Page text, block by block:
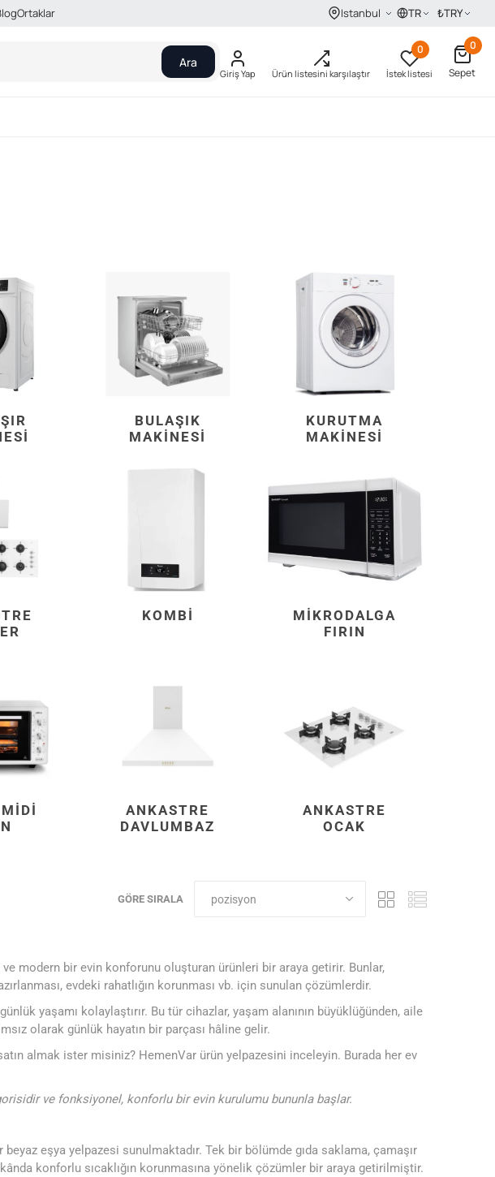
Ortaklar Istanbul TR ₺TRY
Ara
Giriş Yap Ürün listesini karşılaştır İstek listesi
0
0
Sepet
BULAŞIK
MAKINESI
KURUTMA
MAKINESI
KOMBI
MIKRODALGA
FIRIN
ANKASTRE
DAVLUMBAZ
ANKASTRE
OCAK
GÖRE SIRALA
modern bir evin konforunu oluşturan ürünleri bir araya getirir. Bunlar,
evdeki rahatlığın korunması vb. için sunulan çözümlerdir.
yaşamı kolaylaştırır. Bu tür cihazlar, yaşam alanının büyüklüğünden, aile
olarak günlük hayatın bir parçası hâline gelir.
almak ister misiniz? HemenVar ürün yelpazesini inceleyin. Burada her ev
ve fonksiyonel, konforlu bir evin kurulumu bununla başlar.
eşya yelpazesi sunulmaktadır. Tek bir bölümde gıda saklama, çamaşır
konforlu sıcaklığın korunmasına yönelik çözümler bir araya getirilmiştir.